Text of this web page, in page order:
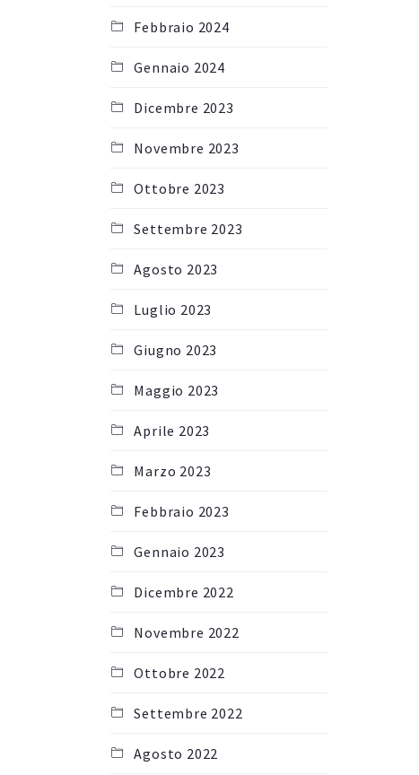
Febbraio 2024
Gennaio 2024
Dicembre 2023
Novembre 2023
Ottobre 2023
Settembre 2023
Agosto 2023
Luglio 2023
Giugno 2023
Maggio 2023
Aprile 2023
Marzo 2023
Febbraio 2023
Gennaio 2023
Dicembre 2022
Novembre 2022
Ottobre 2022
Settembre 2022
Agosto 2022